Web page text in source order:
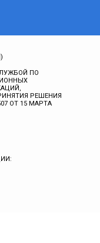
ПО
РЕШЕНИЯ
ОТ 15 МАРТА